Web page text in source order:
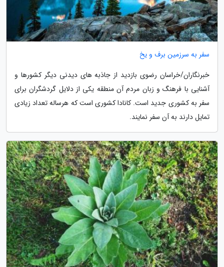
سفر به سرزمین برف و یخ
خبرنگاران/خراسان رضوی بازدید از جاذبه های دیدنی دیگر کشورها و
آشنایی با فرهنگ و زبان مردم آن منطقه یکی از دلایل گردشگران برای
سفر به کشوری جدید است. کانادا کشوری است که هرساله تعداد زیادی
تمایل دارند به آن سفر نمایند.